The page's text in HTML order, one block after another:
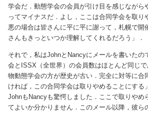
学会だ．動態学会の会員が引け目を感じながら
ってマイナスだ．よし，ここは合同学会を取り
悪の場合は皆さんに平に平に謝って，札幌で開
さんもきっといつか理解してくれるだろう」．
それで，私はJohnとNancyにメールを書いたの
会とISSX（全世界）の会員数はほとんど同じ
物動態学会の方が歴史が古い．完全に対等に合
ければ，この合同学会は取りやめることにする
JohnもNancyも驚愕しました．ここで取りやめ
てよいか分かりません．このメール以降，彼ら